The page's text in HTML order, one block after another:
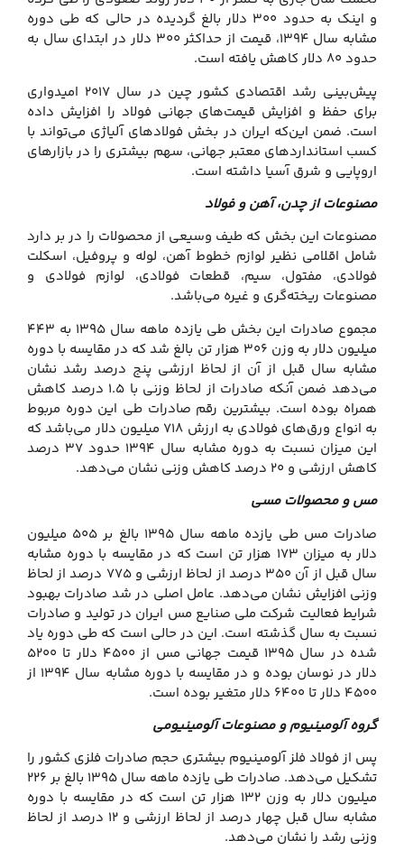
و اینک به حدود ۳۰۰ دلار بالغ گردیده در حالی که طی دوره
مشابه سال ۱۳۹۴، قیمت از حداکثر ۳۰۰ دلار در ابتدای سال به
حدود ۸۰ دلار کاهش یافته است.
پیش‌بینی رشد اقتصادی کشور چین در سال ۲۰۱۷ امیدواری
برای حفظ و افزایش قیمت‌های جهانی فولاد را افزایش داده
است. ضمن این‌که ایران در بخش فولادهای آلیاژی می‌تواند با
کسب استانداردهای معتبر جهانی، سهم بیشتری را در بازارهای
اروپایی و شرق آسیا داشته است.
مصنوعات از چدن، آهن و فولاد
مصنوعات این بخش که طیف وسیعی از محصولات را در بر دارد
شامل اقلامی نظیر لوازم خطوط آهن، لوله و پروفیل، اسکلت
فولادی، مفتول، سیم، قطعات فولادی، لوازم فولادی و
مصنوعات ریخته‌گری و غیره می‌باشد.
مجموع صادرات این بخش طی یازده ماهه سال ۱۳۹۵ به ۴۴۳
میلیون دلار به وزن ۳۰۶ هزار تن بالغ شد که در مقایسه با دوره
مشابه سال قبل از آن از لحاظ ارزشی پنج درصد رشد نشان
می‌دهد ضمن آنکه صادرات از لحاظ وزنی با ۱.۵ درصد کاهش
همراه بوده است. بیشترین رقم صادرات طی این دوره مربوط
به انواع ورق‌های فولادی به ارزش ۷۱۸ میلیون دلار می‌باشد که
این میزان نسبت به دوره مشابه سال ۱۳۹۴ حدود ۳۷ درصد
کاهش ارزشی و ۲۰ درصد کاهش وزنی نشان می‌دهد.
مس و محصولات مسی
صادرات مس طی یازده ماهه سال ۱۳۹۵ بالغ بر ۵۰۵ میلیون
دلار به میزان ۱۷۳ هزار تن است که در مقایسه با دوره مشابه
سال قبل از آن ۳۵۰ درصد از لحاظ ارزشی و ۷۷۵ درصد از لحاظ
وزنی افزایش نشان می‌دهد. عامل اصلی در شد صادرات بهبود
شرایط فعالیت شرکت ملی صنایع مس ایران در تولید و صادرات
نسبت به سال گذشته است. این در حالی است که طی دوره یاد
شده در سال ۱۳۹۵ قیمت جهانی مس از ۴۵۰۰ دلار تا ۵۲۰۰
دلار در نوسان بوده و در مقایسه با دوره مشابه سال ۱۳۹۴ از
۴۵۰۰ دلار تا ۶۴۰۰ دلار متغیر بوده است.
گروه آلومینیوم و مصنوعات آلومینیومی
پس از فولاد فلز آلومینیوم بیشتری حجم صادرات فلزی کشور را
تشکیل می‌دهد. صادرات طی یازده ماهه سال ۱۳۹۵ بالغ بر ۲۲۶
میلیون دلار به وزن ۱۳۲ هزار تن است که در مقایسه با دوره
مشابه سال قبل چهار درصد از لحاظ ارزشی و ۱۲ درصد از لحاظ
وزنی رشد را نشان می‌دهد.